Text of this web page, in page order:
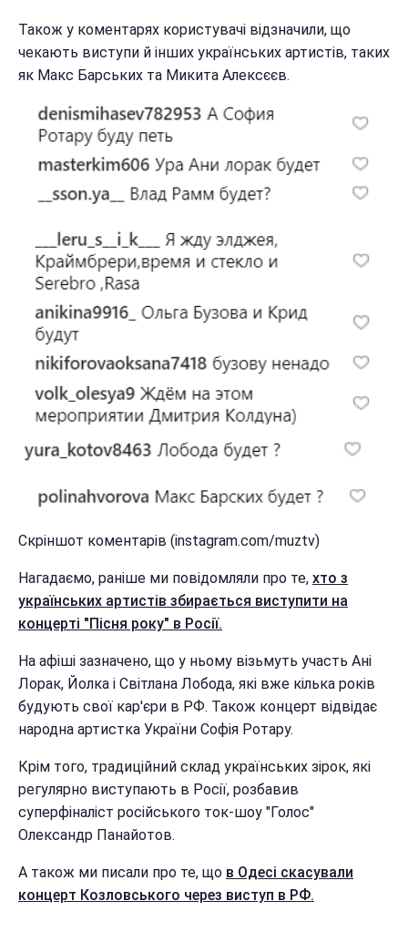
Також у коментарях користувачі відзначили, що
чекають виступи й інших українських артистів, таких
як Макс Барських та Микита Алексєєв.
Скріншот коментарів (instagram.com/muztv)
Нагадаємо, раніше ми повідомляли про те, хто з
українських артистів збирається виступити на
концерті "Пісня року" в Росії.
На афіші зазначено, що у ньому візьмуть участь Ані
Лорак, Йолка і Світлана Лобода, які вже кілька років
будують свої кар'єри в РФ. Також концерт відвідає
народна артистка України Софія Ротару.
Крім того, традиційний склад українських зірок, які
регулярно виступають в Росії, розбавив
суперфіналіст російського ток-шоу "Голос"
Олександр Панайотов.
А також ми писали про те, що в Одесі скасували
концерт Козловського через виступ в РФ.